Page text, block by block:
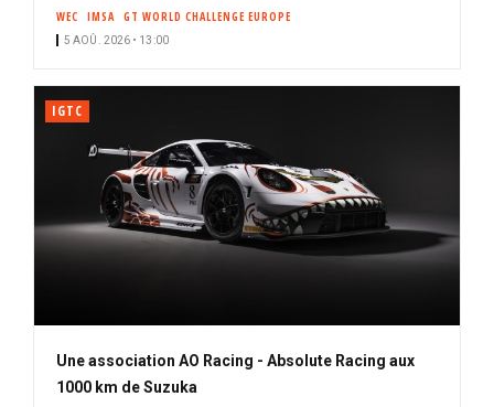
WEC IMSA GT WORLD CHALLENGE EUROPE
5 AOÛ. 2026 • 13:00
IGTC
Une association AO Racing - Absolute Racing aux
1000 km de Suzuka